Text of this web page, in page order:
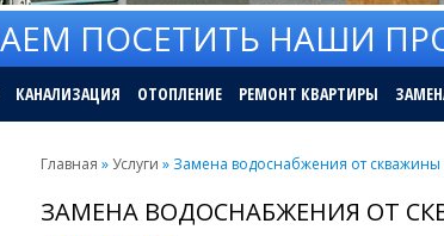
ПОСЕТИТЬ НАШИ
КАНАЛИЗАЦИЯ ОТОПЛЕНИЕ РЕМОНТ КВАРТИРЫ
Главная »Услуги » Замена водоснабжения от скважины
ЗАМЕНА ВОДОСНАБЖЕНИЯ ОТ